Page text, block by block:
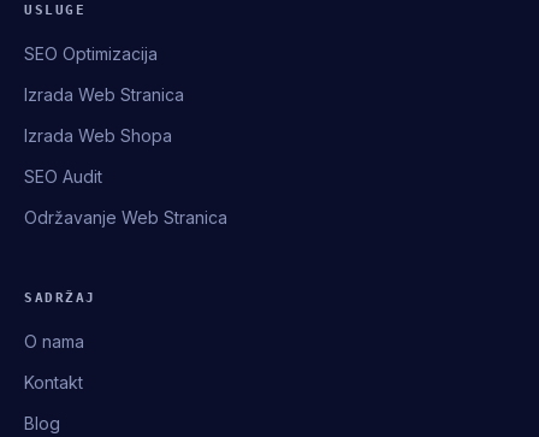
USLUGE
SEO Optimizacija
Izrada Web Stranica
Izrada Web Shopa
SEO Audit
Održavanje Web Stranica
SADRŽAJ
O nama
Kontakt
Blog